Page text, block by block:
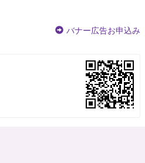
バナー広告お申込み